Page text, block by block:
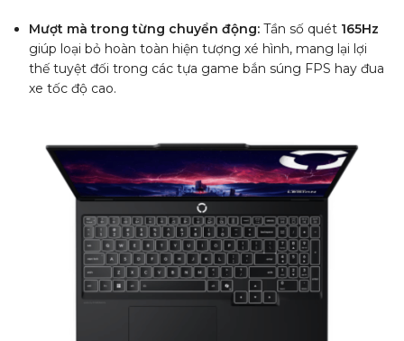
Mượt mà trong từng chuyển động: Tần số quét 165Hz
giúp loại bỏ hoàn toàn hiện tượng xé hình, mang lại lợi
thế tuyệt đối trong các tựa game bắn súng FPS hay đua
xe tốc độ cao.